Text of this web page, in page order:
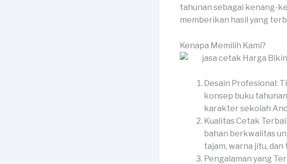
tahunan sebagai kenang-
memberikan hasil yang
Kenapa Memilih Kami?
Desain Profesional:
konsep buku
karakter sekolah
Kualitas Cetak
bahan berkwalitas
tajam, warna jitu, dan
Pengalaman yang